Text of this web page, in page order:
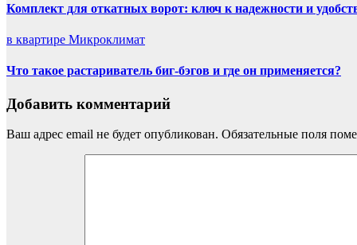
Комплект для откатных ворот: ключ к надежности и
в квартире Микроклимат
Что такое растариватель биг-бэгов и где он применяется?
Добавить комментарий
Ваш адрес email не будет опубликован. Обязательные поля